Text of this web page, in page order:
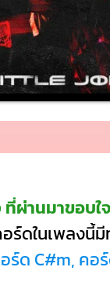
ผ่านมาขอบใ
ร์ดในเพลงนี้
ร์ด C#m, คอ